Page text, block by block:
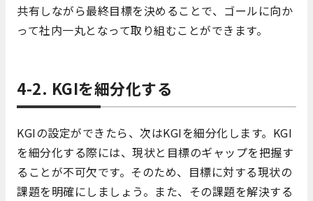
共有しながら最終目標を決めることで、ゴールに向か
って社内一丸となって取り組むことができます。
4-2. KGIを細分化する
KGIの設定ができたら、次はKGIを細分化します。KGI
を細分化する際には、現状と目標のギャップを把握す
ることが不可欠です。そのため、目標に対する現状の
課題を明確にしましょう。また、その課題を解決する